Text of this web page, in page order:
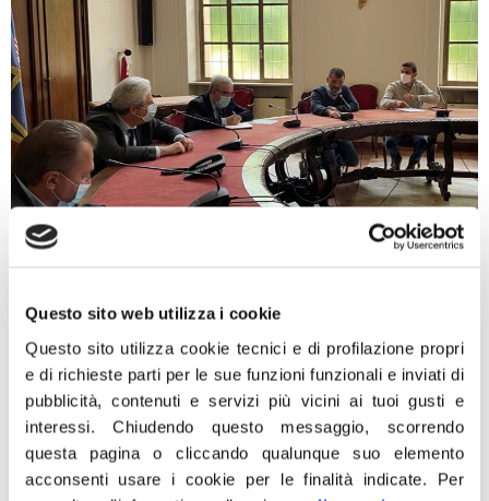
Questo sito web utilizza i cookie
Questo sito utilizza cookie tecnici e di profilazione propri
e di richieste parti per le sue funzioni funzionali e inviati di
pubblicità, contenuti e servizi più vicini ai tuoi gusti e
interessi.Chiudendo questo messaggio, scorrendo
questa pagina o cliccando qualunque suo elemento
acconsenti usare i cookie per le finalità indicate. Per
Regione: “Proporremo l’utilizzo dello stanziamento
idrici” “Siamo stati i primi a sollecitare soluzioni efficaci
a seguito delle problematiche di accesso ai rifugi
dell’alta valle Gesso, conseguenti all’alluvione
dell’ottobre scorso”. Con queste parole Paolo
Bongioanni, presidente del Gruppo di […]